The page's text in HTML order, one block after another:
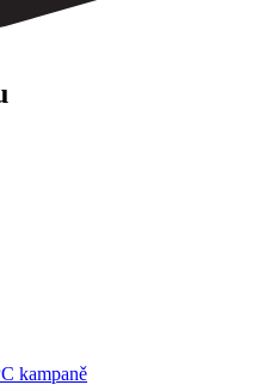
kampaně